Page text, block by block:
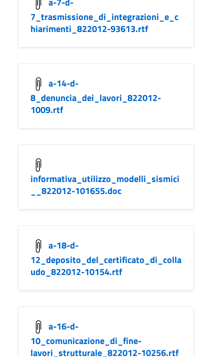
7_trasmissione_di_integrazioni_e_c
hiarimenti_822012-93613.rtf
a-14-d-
8_denuncia_dei_lavori_822012-
1009.rtf
informativa_utilizzo_modelli_sismici
__822012-101655.doc
a-18-d-
12_deposito_del_certificato_di_colla
udo_822012-10154.rtf
a-16-d-
10_comunicazione_di_fine-
lavori_strutturale_822012-10256.rtf